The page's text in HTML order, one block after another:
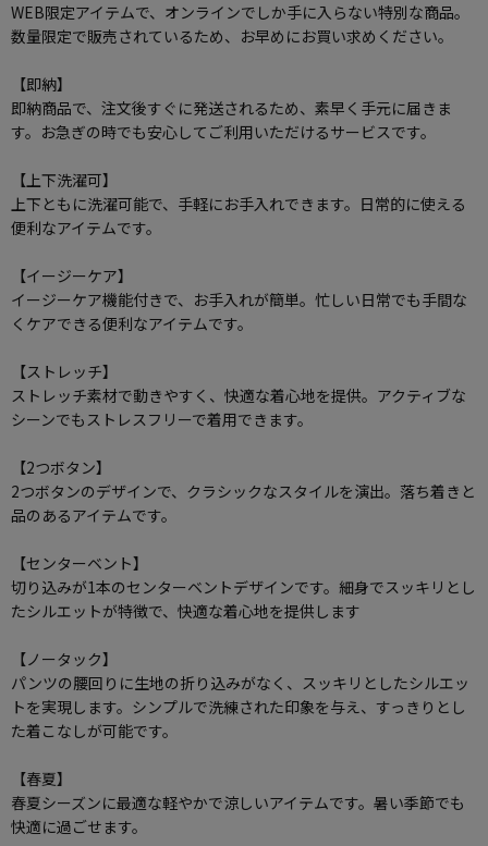
WEB限定アイテムで、オンラインでしか手に入らない特別な商品。
数量限定で販売されているため、お早めにお買い求めください。
【即納】
即納商品で、注文後すぐに発送されるため、素早く手元に届きま
す。お急ぎの時でも安心してご利用いただけるサービスです。
【上下洗濯可】
上下ともに洗濯可能で、手軽にお手入れできます。日常的に使える
便利なアイテムです。
【イージーケア】
イージーケア機能付きで、お手入れが簡単。忙しい日常でも手間な
くケアできる便利なアイテムです。
【ストレッチ】
ストレッチ素材で動きやすく、快適な着心地を提供。アクティブな
シーンでもストレスフリーで着用できます。
【2つボタン】
2つボタンのデザインで、クラシックなスタイルを演出。落ち着きと
品のあるアイテムです。
【センターベント】
切り込みが1本のセンターベントデザインです。細身でスッキリとし
たシルエットが特徴で、快適な着心地を提供します
【ノータック】
パンツの腰回りに生地の折り込みがなく、スッキリとしたシルエッ
トを実現します。シンプルで洗練された印象を与え、すっきりとし
た着こなしが可能です。
【春夏】
春夏シーズンに最適な軽やかで涼しいアイテムです。暑い季節でも
快適に過ごせます。